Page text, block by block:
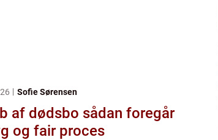
Sofie Sørensen
sådan foregår
og fair proces